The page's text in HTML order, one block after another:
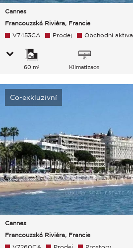
Cannes
Francouzská Riviéra, Francie
V7453CA Prodej Obchodní aktiva
60 m² Klimatizace
Co-exkluzivní
Cannes
Francouzská Riviéra, Francie